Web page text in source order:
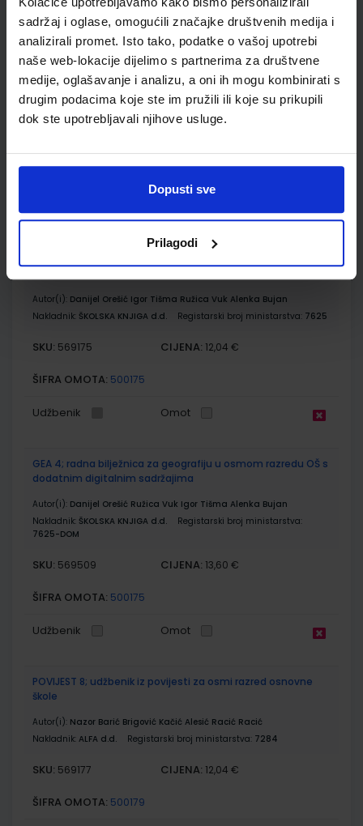
sadržaj i oglase, omogućili značajke društvenih medija i
analizirali promet. Isto tako, podatke o vašoj upotrebi
naše web-lokacije dijelimo s partnerima za društvene
medije, oglašavanje i analizu, a oni ih mogu kombinirati s
drugim podacima koje ste im pružili ili koje su prikupili
dok ste upotrebljavali njihove usluge.
Dopusti sve
Prilagodi
Udžbenik Omot
KEMIJA 8; udžbenik kemije za osmi razred osnovne škole
Autor(i):
Roko Vladušić Sanda Šimičić Miroslav Pernar
Autor(i): Danijel Orešić Igor Tišma Ružica Vuk Alenka Bujan
Nakladnik: ŠKOLSKA KNJIGA d.d. Registarski broj ministarstva: 7625
SKU: 569175 CIJENA: 12,04 €
ŠIFRA OMOTA: 500175
Udžbenik Omot
GEA 4; radna bilježnica za geografiju u osmom razredu OŠ s
dodatnim digitalnim sadržajima
Autor(i): Danijel Orešić Ružica Vuk Igor Tišma Alenka Bujan
Nakladnik: ŠKOLSKA KNJIGA d.d.
Registarski broj ministarstva:
7625-DOM
SKU: 569509 CIJENA: 13,60 €
ŠIFRA OMOTA: 500175
Udžbenik Omot
POVIJEST 8; udžbenik iz povijesti za osmi razred osnovne
škole
Autor(i): Nazor Barić Brigović Kačić Alesić Racić Racić
Nakladnik: ALFA d.d. Registarski broj ministarstva: 7284
SKU: 569177 CIJENA: 12,04 €
ŠIFRA OMOTA: 500179